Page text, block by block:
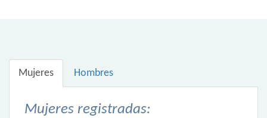
Mujeres Hombres
Mujeres registradas: